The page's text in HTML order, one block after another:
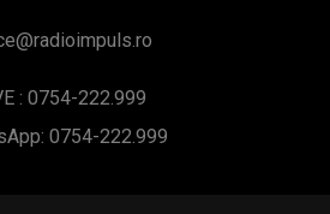
: 0754-222.999
0754-222.999